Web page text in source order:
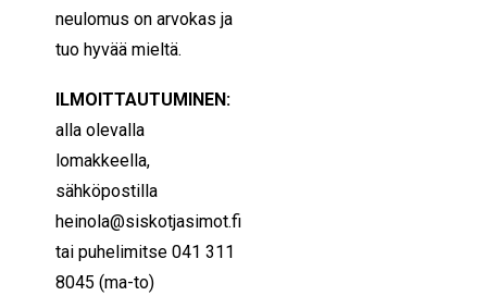
neulomus on arvokas ja
tuo hyvää mieltä.
ILMOITTAUTUMINEN:
alla olevalla
lomakkeella,
sähköpostilla
heinola@siskotjasimot.fi
tai puhelimitse 041 311
8045 (ma-to)